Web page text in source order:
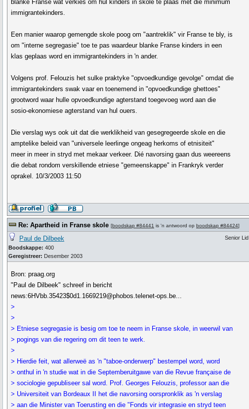
blanke Franse wat verkies om hul kinders in skole te plaas met die minimum
immigrantekinders.
Een manier waarop gemengde skole poog om "aantreklik" vir Franse te bly, is
om "interne segregasie" toe te pas waardeur blanke Franse kinders in een
klas geplaas word en immigrantekinders in 'n ander.
Volgens prof. Felouzis het sulke praktyke "opvoedkundige gevolge" omdat die
immigrantekinders swak vaar en toenemend in "opvoedkundige ghettoes"
grootword waar hulle opvoedkundige agterstand toegevoeg word aan die
sosio-ekonomiese agterstand van hul ouers.
Die verslag wys ook uit dat die werklikheid van gesegregeerde skole en die
amptelike beleid van "universele leerlinge ongeag herkoms of etnisiteit"
meer in meer in stryd met mekaar verkeer. Dié navorsing gaan dus weereens
die debat rondom verskillende etniese "gemeenskappe" in Frankryk verder
oprakel. 10/3/2003 11:50
Re: Apartheid in Franse skole [boodskap #84441 is 'n antwoord op boodskap #84424]
Paul de Dilbeek
Boodskappe: 400
Geregistreer: Desember 2003
Senior Lid
Bron: praag.org
"Paul de Dilbeek" schreef in bericht
news:6HVbb.35423$0d1.1669219@phobos.telenet-ops.be...
>
>
> Etniese segregasie is besig om toe te neem in Franse skole, in weerwil van
> pogings van die regering om dit teen te werk.
>
> Hierdie feit, wat allerweë as 'n "taboe-onderwerp" bestempel word, word
> onthul in 'n studie wat in die Septemberuitgawe van die Revue française de
> sociologie gepubliseer sal word. Prof. Georges Felouzis, professor aan die
> Universiteit van Bordeaux II het die navorsing oorspronklik as 'n verslag
> aan die Minister van Toerusting en die "Fonds vir integrasie en stryd teen